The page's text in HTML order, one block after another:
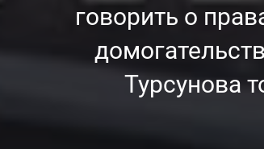
говорить о
Турсунова